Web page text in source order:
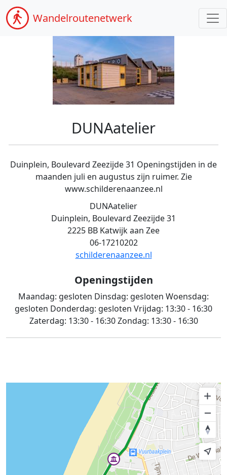
Wandelroutenetwerk
DUNAatelier
Duinplein, Boulevard Zeezijde 31 Openingstijden in de
maanden juli en augustus zijn ruimer. Zie
www.schilderenaanzee.nl
DUNAatelier
Duinplein, Boulevard Zeezijde 31
2225 BB Katwijk aan Zee
06-17210202
schilderenaanzee.nl
Openingstijden
Maandag: gesloten Dinsdag: gesloten Woensdag:
gesloten Donderdag: gesloten Vrijdag: 13:30 - 16:30
Zaterdag: 13:30 - 16:30Zondag: 13:30 - 16:30